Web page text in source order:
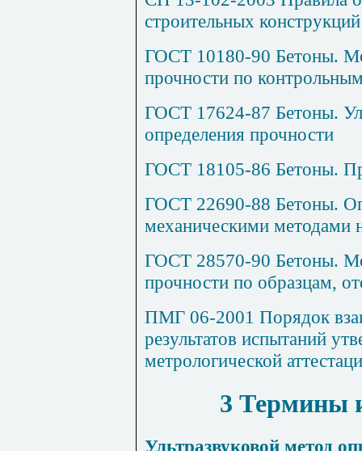
строительных
ГОСТ 10180-90 Бетоны.
прочности по
ГОСТ 17624-87 Бетоны.
определения прочности
ГОСТ 18105-86 Бетоны.
ГОСТ 22690-88 Бетоны.
механическими методами
ГОСТ 28570-90 Бетоны.
прочности по образцам,
ПМГ 06-2001 Порядок
результатов испытаний
метрологической
3 Термины
Ультразвуковой метод